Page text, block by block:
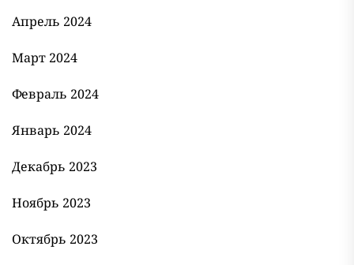
Апрель 2024
Март 2024
Февраль 2024
Январь 2024
Декабрь 2023
Ноябрь 2023
Октябрь 2023